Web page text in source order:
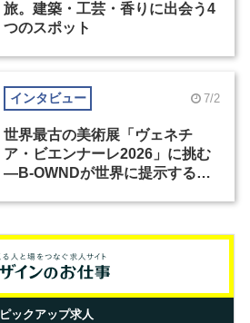
旅。建築・工芸・香りに出会う4
つのスポット
インタビュー 7/2
世界最古の美術展「ヴェネチ
ア・ビエンナーレ2026」に挑む
―B-OWNDが世界に提示する美
ピックアップ求人